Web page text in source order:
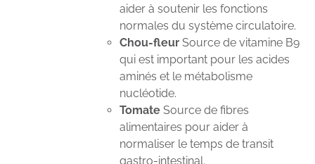
aider à soutenir les fonctions
normales du système circulatoire.
Chou-fleurSource de vitamine B9
qui est important pour les acides
aminés et le métabolisme
nucléotide.
TomateSource de fibres
alimentaires pour aider à
normaliser le temps de transit
gastro-intestinal.